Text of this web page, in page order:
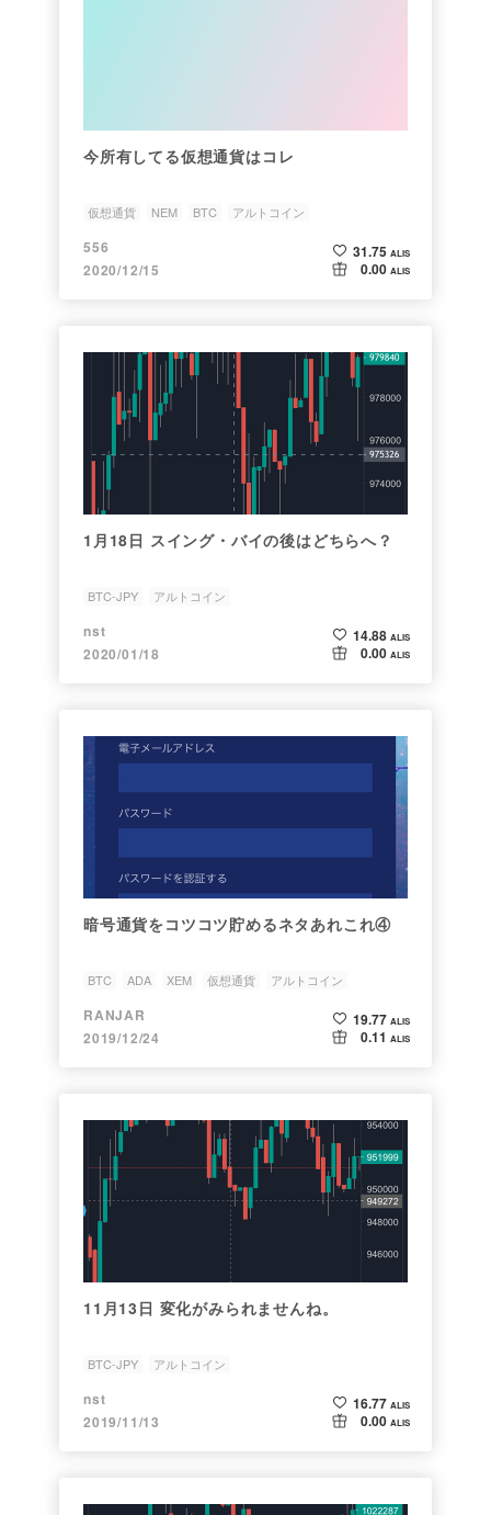
今所有してる仮想通貨はコレ
仮想通貨 NEM BTC アルトコイン
556
2020/12/15
31.75 ALIS
0.00 ALIS
1月18日 スイング・バイの後はどちらへ？
BTC-JPY アルトコイン
nst
2020/01/18
14.88 ALIS
0.00 ALIS
暗号通貨をコツコツ貯めるネタあれこれ④
BTC ADA XEM 仮想通貨 アルトコイン
RANJAR
2019/12/24
19.77 ALIS
0.11 ALIS
11月13日 変化がみられませんね。
BTC-JPY アルトコイン
nst
2019/11/13
16.77 ALIS
0.00 ALIS